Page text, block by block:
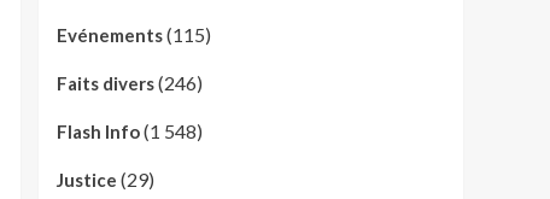
Evénements(115)
Faits divers(246)
Flash Info(1 548)
Justice (29)